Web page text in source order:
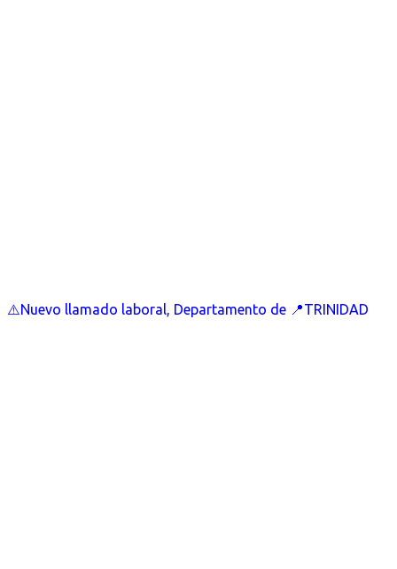
⚠️Nuevo llamado laboral, Departamento de 📍TRINIDAD